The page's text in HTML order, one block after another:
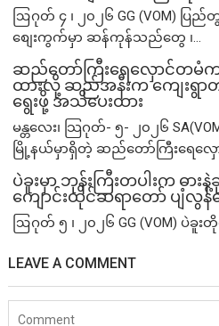
ဩဂုတ် ၄ ၊ ၂၀၂၆ GG (VOM) ပြ
စျေးကွက်မှာ ဆန်ကုန်သည်တွေ ၊...
ဆည်တော်ကြီးရေလှောင်တမံက
ထားလို့ ဆည်အနီးက ကျေးရွာတ
ရွေးဖို့ အသိပေးထား
မန္တလေး၊ သြဂုတ်- ၅- ၂၀၂၆
မြို့နယ်မှာရှိတဲ့ ဆည်တော်ကြီးရေလှေ
ပဲခူးမှာ ဘုန်းကြီးတပါးက ဓာ
ကျောင်းထိုင်ဆရာတော် ပျံလွန်
ဩဂုတ် ၅ ၊ ၂၀၂၆ GG (VOM) ပဲခူးတိုင်
LEAVE A COMMENT